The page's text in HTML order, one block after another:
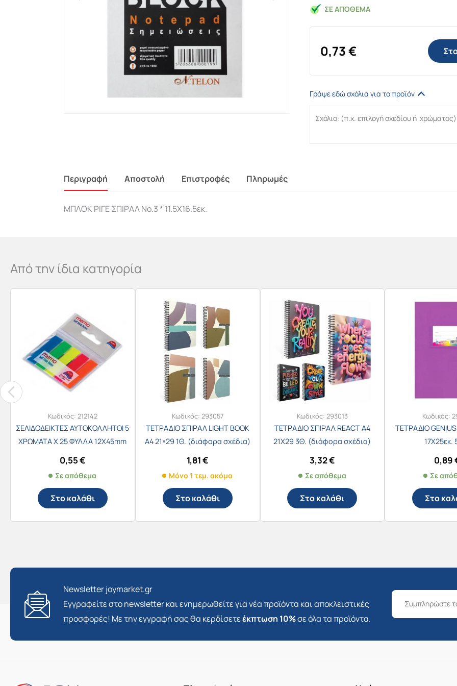
ΣΕ ΑΠΌΘΕΜΑ
0,73€
Γράψε εδώ σχόλια για το προϊόν
Περιγραφή Αποστολή Επιστροφές Πληρωμές
ΜΠΛΟΚ ΡΙΓΕ ΣΠΙΡΑΛ Νο.3 * 11.5Χ16.5εκ.
Από την ίδια κατηγορία
Κωδικός: 212142
ΣΕΛΙΔΟΔΕΙΚΤΕΣ ΑΥΤΟΚΟΛΛΗΤΟΙ 5
ΧΡΩΜΑΤΑ Χ 25 ΦΥΛΛΑ 12Χ45mm
0,55€
Σε απόθεμα
Στο καλάθι
Κωδικός: 293057
ΤΕΤΡΑΔΙΟ ΣΠΙΡΑΛ LIGHT BOOK
Α4 21×29 1Θ. (διάφορα σχέδια)
1,81€
Μόνο 1 τεμ. ακόμα
Στο καλάθι
Κωδικός: 293013
ΤΕΤΡΑΔΙΟ ΣΠΙΡΑΛ REACT Α4
21X29 3Θ. (διάφορα σχέδια)
3,32€
Σε απόθεμα
Στο καλάθι
Κωδικός:
ΤΕΤΡΑΔΙΟ
17X25εκ.
0,89
Σε
Στο
Newsletter joymarket.gr
Εγγραφείτε στο newsletter και ενημερωθείτε για νέα προϊόντα και αποκλειστικές
προσφορές! Με την εγγραφή σας θα κερδίσετεέκπτωση 10%σε όλα τα προϊόντα.